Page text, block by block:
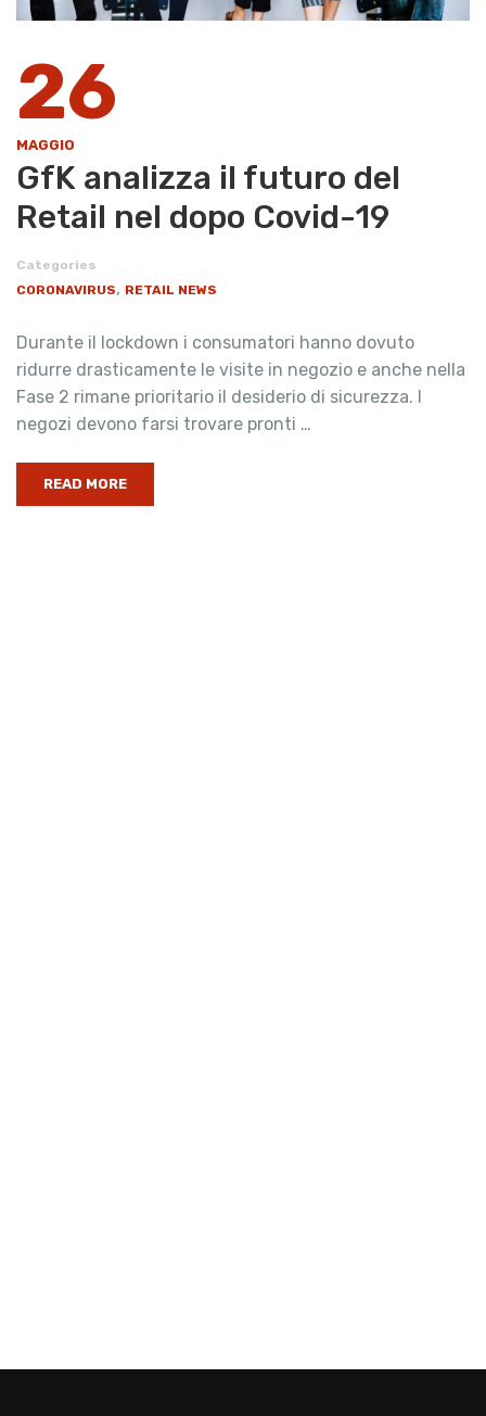
26
MAGGIO
GfK analizza il futuro del
Retail nel dopo Covid-19
Categories
CORONAVIRUS, RETAIL NEWS
Durante il lockdown i consumatori hanno dovuto
ridurre drasticamente le visite in negozio e anche nella
Fase 2 rimane prioritario il desiderio di sicurezza. I
negozi devono farsi trovare pronti …
READ MORE